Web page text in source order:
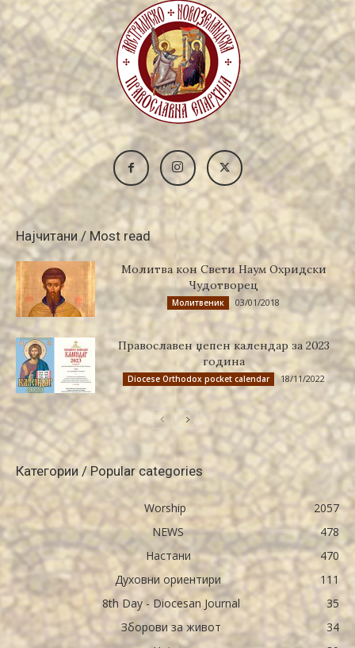
Најчитани / Most read
Молитва кон Свети Наум Охридски
Чудотворец
Молитвеник 03/01/2018
Православен џепен календар за 2023
година
Diocese Orthodox pocket calendar 18/11/2022
Категории / Popular categories
Worship
2057
NEWS
478
Настани
470
Духовни ориентири
111
8th Day - Diocesan Journal
35
Зборови за живот
34